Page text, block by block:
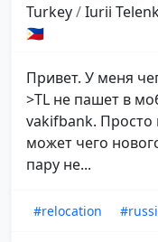
Turkey/Iurii
🇵🇭
Привет. У меня
>TL не пашет в
vakifbank. Просто
может чего
пару не...
#relocation